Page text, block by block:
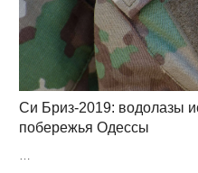
Си Бриз-2019: водолазы
побережья Одессы